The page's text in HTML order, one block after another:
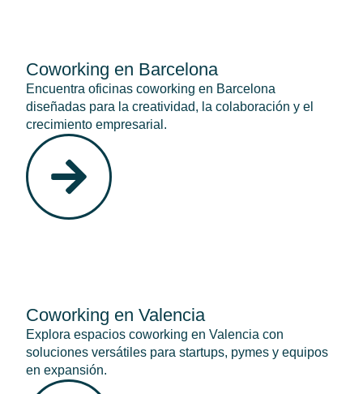
Coworking en Barcelona
Encuentra oficinas coworking en Barcelona
diseñadas para la creatividad, la colaboración y el
crecimiento empresarial.
Coworking en Valencia
Explora espacios coworking en Valencia con
soluciones versátiles para startups, pymes y equipos
en expansión.